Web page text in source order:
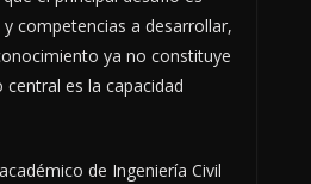
competencias a desarrollar,
ya no constituye
es la capacidad
de Ingeniería Civil